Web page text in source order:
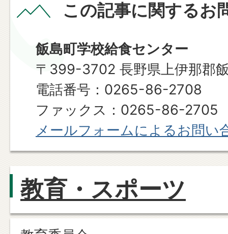
この記事に関するお
飯島町学校給食センター
〒399-3702 長野県上伊那郡
電話番号：0265-86-2708
ファックス：0265-86-2705
メールフォームによるお問い
教育・スポーツ